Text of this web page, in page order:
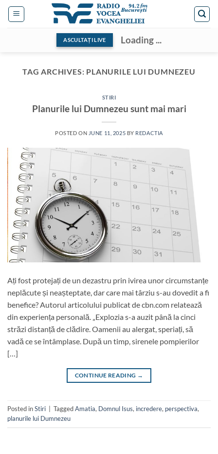
Skip
ASCULTAȚI LIVE Loading ...
TAG ARCHIVES: PLANURILE LUI DUMNEZEU
STIRI
Planurile lui Dumnezeu sunt mai mari
POSTED ON JUNE 11, 2025 BY REDACTIA
Ați fost protejați de un dezastru prin ivirea unor circumstanțe
neplăcute și neașteptate, dar care mai târziu s-au dovedit a fi
benefice? Autorul articolului publicat de cbn.com relatează
din experiența personală. „Explozia s-a auzit până la cinci
străzi distanță de clădire. Oamenii au alergat, speriați, să
vadă ce se întâmplase. După un timp, sirenele pompierilor
[…]
CONTINUE READING →
Posted inStiri TaggedAmatia, Domnul Isus, incredere, perspectiva,
planurile lui Dumnezeu